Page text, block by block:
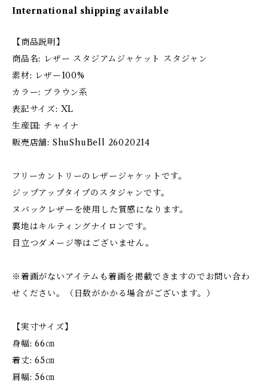
International shipping available
【商品説明】
商品名: レザー スタジアムジャケット スタジャン
素材: レザー100%
カラー: ブラウン系
表記サイズ: XL
生産国: チャイナ
販売店舗: ShuShuBell 26020214
フリーカントリーのレザージャケットです。
ジップアップタイプのスタジャンです。
ヌバックレザーを使用した質感になります。
裏地はキルティングナイロンです。
目立つダメージ等はございません。
※着画がないアイテムも着画を掲載できますのでお問い合わ
せください。（日数がかかる場合がございます。）
【実寸サイズ】
身幅: 66㎝
着丈: 65㎝
肩幅: 56㎝